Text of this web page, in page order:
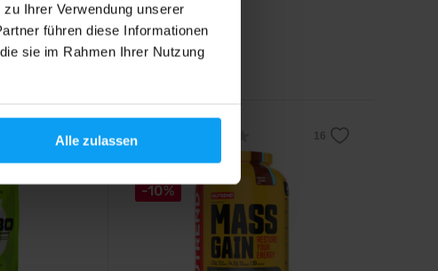
Ihrer Verwendung unserer
führen diese Informationen
sie im Rahmen Ihrer Nutzung
Alle zulassen
26,99
37,90
Auf Lager
-10%